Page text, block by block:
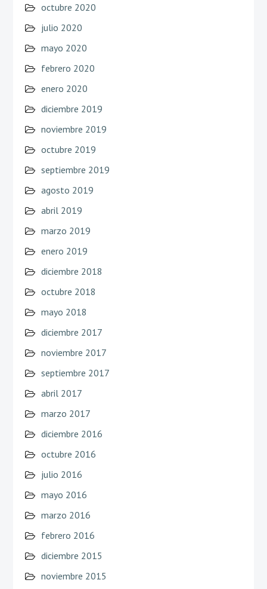
octubre 2020
julio 2020
mayo 2020
febrero 2020
enero 2020
diciembre 2019
noviembre 2019
octubre 2019
septiembre 2019
agosto 2019
abril 2019
marzo 2019
enero 2019
diciembre 2018
octubre 2018
mayo 2018
diciembre 2017
noviembre 2017
septiembre 2017
abril 2017
marzo 2017
diciembre 2016
octubre 2016
julio 2016
mayo 2016
marzo 2016
febrero 2016
diciembre 2015
noviembre 2015